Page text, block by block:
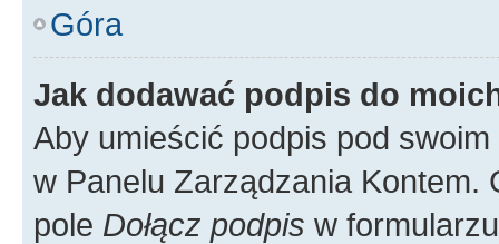
Góra
Jak dodawać podpis do
Aby umieścić podpis pod
w Panelu Zarządzania
pole Dołącz podpis w